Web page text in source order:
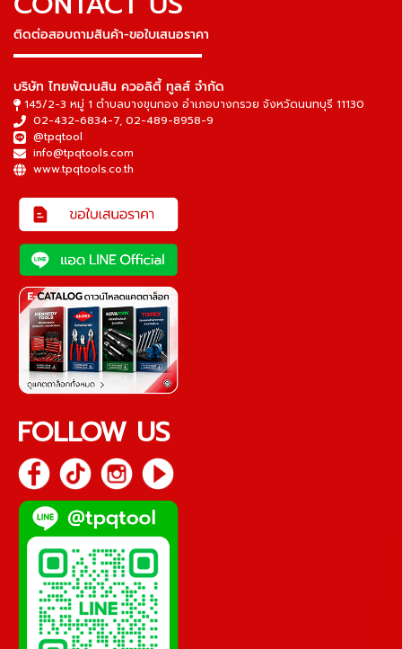
ติดต่อสอบถามสินค้า-ขอใบเสนอราคา
▬▬▬▬▬▬▬▬▬▬▬▬▬▬▬
บริษัท ไทยพัฒนสิน ควอลิตี้ ทูลส์ จำกัด
145/2-3 หมู่ 1 ตำบลบางขุนกอง อำเภอบางกรวย จังหวัดนนทบุรี 11130
02-432-6834-7, 02-489-8958-9
@tpqtool
info@tpqtools.com
www.tpqtools.co.th
FOLLOW US